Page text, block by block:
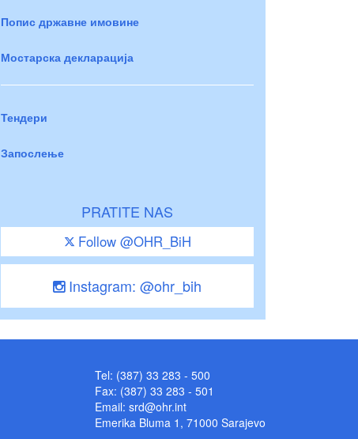
Попис државне имовине
Мостарска декларација
Тендери
Запослење
PRATITE NAS
Follow @OHR_BiH
Instagram: @ohr_bih
Tel: (387) 33 283 - 500
Fax: (387) 33 283 - 501
Email: srd@ohr.int
Emerika Bluma 1, 71000 Sarajevo